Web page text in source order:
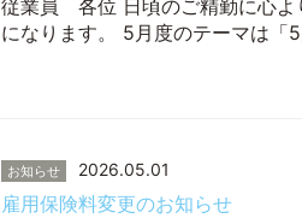
従業員 各位 日頃のご精勤に心よ
になります。 5月度のテーマは「
お知らせ 2026.05.01
雇用保険料変更のお知らせ